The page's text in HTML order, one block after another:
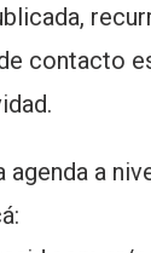
contacto
agenda a